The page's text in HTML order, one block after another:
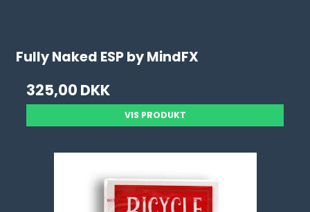
Fully Naked ESP by MindFX
325,00 DKK
VIS PRODUKT